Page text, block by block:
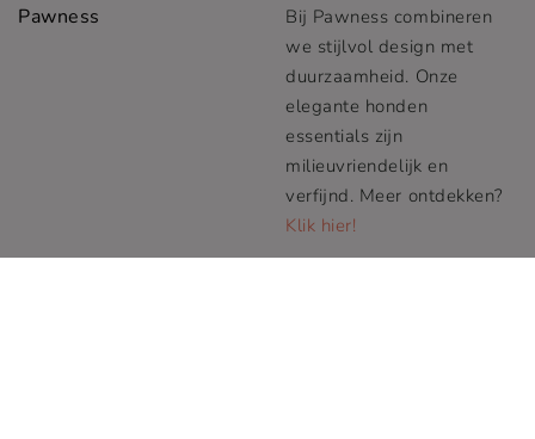
Pawness
Bij Pawness combineren
we stijlvol design met
duurzaamheid. Onze
elegante honden
essentials zijn
milieuvriendelijk en
verfijnd. Meer ontdekken?
Klik hier!